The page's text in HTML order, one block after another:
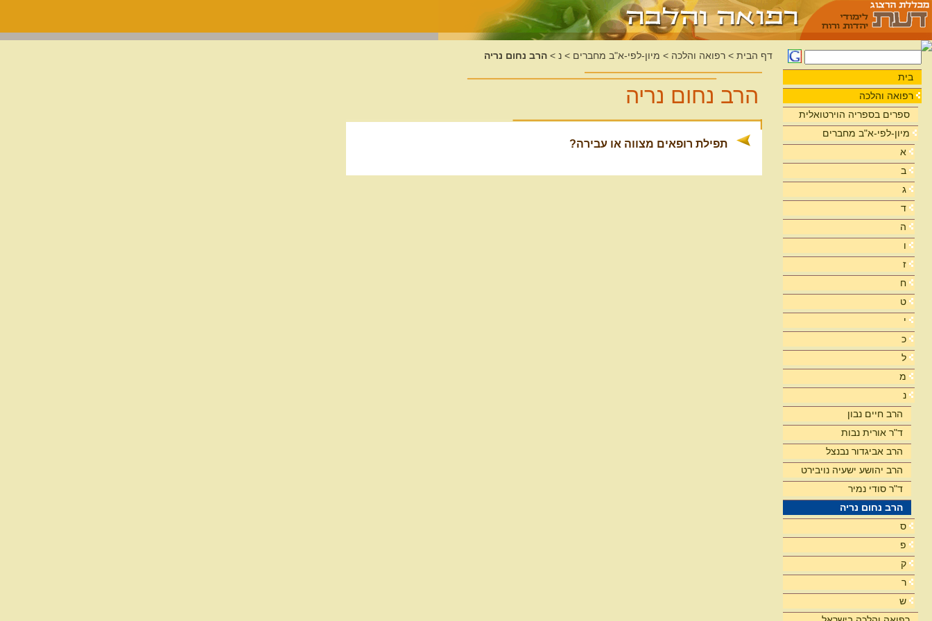
בית
רפואה והלכה
ספרים בספריה הוירטואלית
מיון-לפי-א"ב מחברים
א
ב
ג
ד
ה
ו
ז
ח
ט
י
כ
ל
מ
נ
הרב חיים נבון
ד"ר אורית נבות
הרב אביגדור נבנצל
הרב יהושע ישעיה נויבירט
ד"ר סודי נמיר
הרב נחום נריה
ס
פ
ק
ר
ש
דף הבית > רפואה והלכה > מיון-לפי-א"ב מחברים > נ > הרב נחום נריה
הרב נחום נריה
תפילת רופאים מצווה או עבירה?